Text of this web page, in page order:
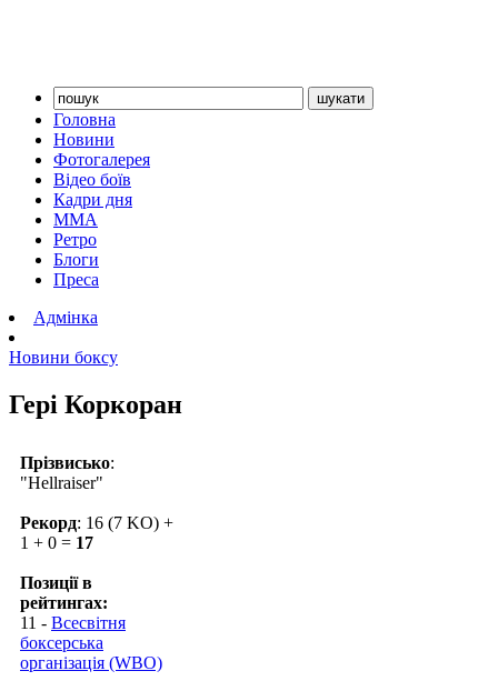
Головна
Новини
Фотогалерея
Відео боїв
Кадри дня
ММА
Ретро
Блоги
Преса
Адмінка
Новини боксу
Гері Коркоран
Прізвисько:
"Hellraiser"
Рекорд: 16 (7 KO) +
1 + 0 = 17
Позиції в
рейтингах:
11 - Всесвітня
боксерська
організація (WBO)